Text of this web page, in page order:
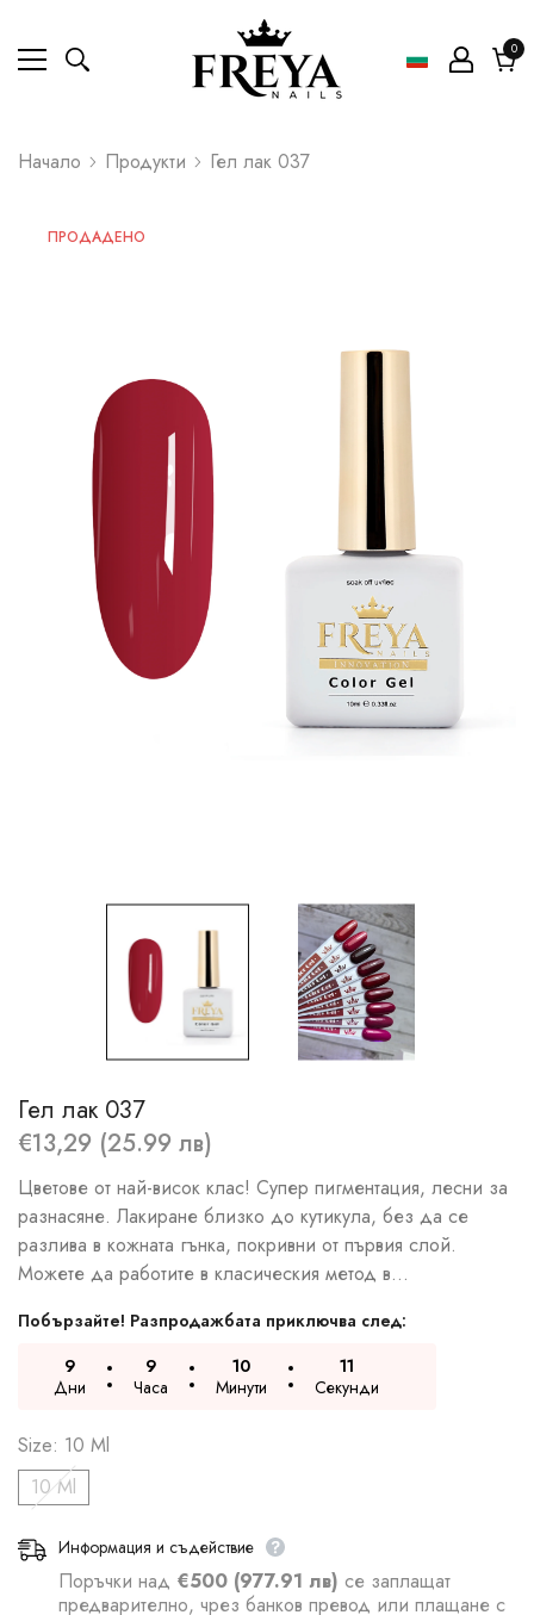
00
Начало Продукти Гел лак 037
ПРОДАДЕНО
Гел лак 037
€13,29 (25.99 лв)
Цветове от най-висок клас! Супер пигментация, лесни за
разнасяне. Лакиране близко до кутикула, без да се
разлива в кожната гънка, покривни от първия слой.
Можете да работите в класическия метод в...
Побързайте! Разпродажбата приключва след:
9
Дни
9
Часа
10
Минути
10
Секунди
Size: 10 Ml
10 Ml
Информация и съдействие
Поръчки над €500 (977.91 лв) се заплащат
предварително, чрез банков превод или плащане с